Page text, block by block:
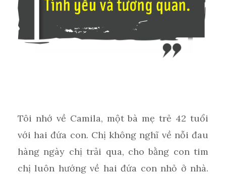
Tôi nhớ về Camila, một bà mẹ trẻ 42 tuổi
với hai đứa con. Chị không nghĩ về nỗi đau
hàng ngày chị trải qua, cho bằng con tim
chị luôn hướng về hai đứa con nhỏ ở nhà.